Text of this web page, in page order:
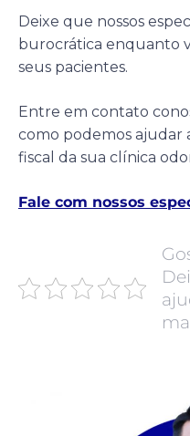
Deixe que nossos
burocrática enquanto
seus pacientes.
Entre em contato
como podemos ajudar
fiscal da sua clínica
Fale com nossos